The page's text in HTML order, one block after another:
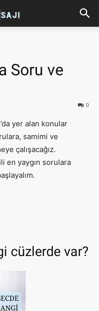
Soru ve
0
yer alan konular
samimi ve
çalışacağız.
en yaygın sorulara
cüzlerde var?